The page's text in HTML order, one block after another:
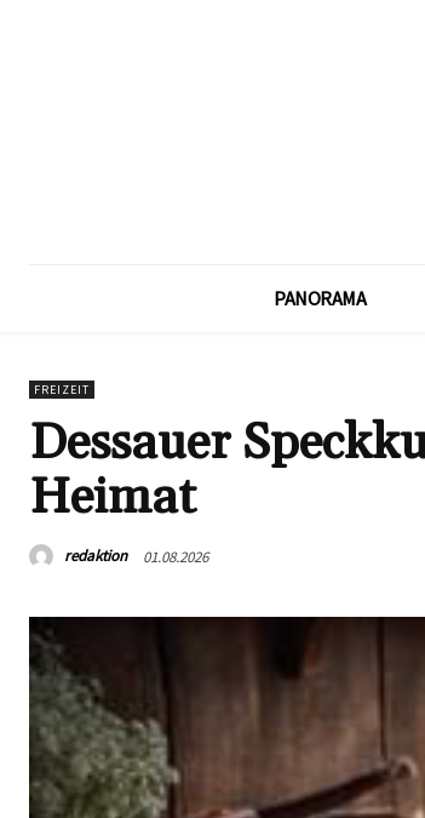
PANORAMA
FREIZEIT
Dessauer
Heimat
redaktion 01.08.2026